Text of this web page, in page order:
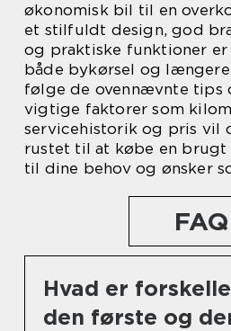
økonomisk bil til en
et stilfuldt design, god
og praktiske funktioner
både bykørsel og længere
følge de ovennævnte tips
vigtige faktorer som
servicehistorik og pris vil
rustet til at købe en brugt
til dine behov og ønsker
FAQ
Hvad er
den første og